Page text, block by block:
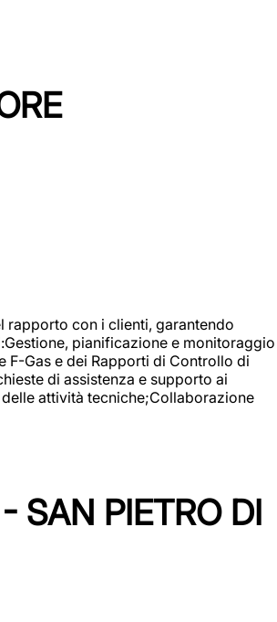
rapporto con i clienti, garantendo
pianificazione e monitoraggio
Gas e dei Rapporti di Controllo di
di assistenza e supporto ai
attività tecniche;Collaborazione
SAN PIETRO DI